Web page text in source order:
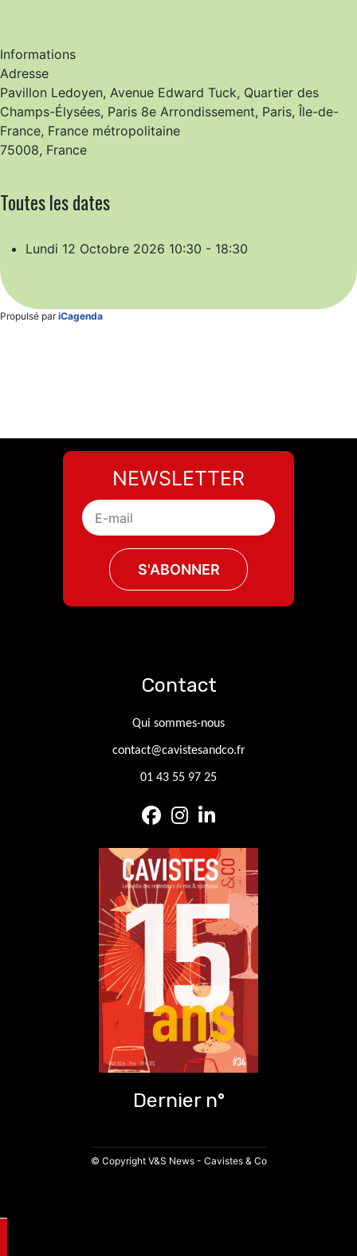
Informations
Adresse
Pavillon Ledoyen, Avenue Edward Tuck, Quartier des
Champs-Élysées, Paris 8e Arrondissement, Paris, Île-de-
France, France métropolitaine
75008, France
Toutes les dates
Lundi 12 Octobre 2026 10:30 - 18:30
Propulsé pariCagenda
NEWSLETTER
Contact
Qui sommes-nous
contact@cavistesandco.fr
01 43 55 97 25
Dernier n°
© Copyright V&S News - Cavistes & Co